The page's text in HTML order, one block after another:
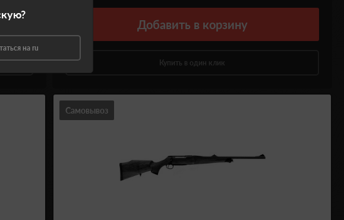
Добавить в корзину
Купить в один клик
Самовывоз
на ru